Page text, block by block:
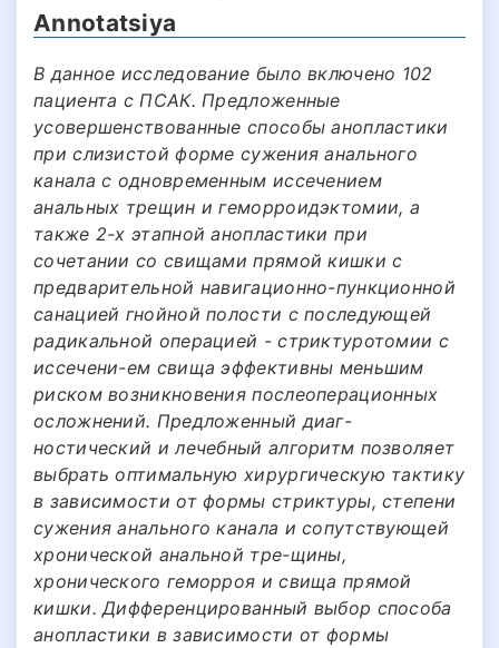
Annotatsiya
В данное исследование было включено 102
пациента с ПСАК. Предложенные
усовершенствованные способы анопластики
при слизистой форме сужения анального
канала с одновременным иссечением
анальных трещин и геморроидэктомии, а
также 2-х этапной анопластики при
сочетании со свищами прямой кишки с
предварительной навигационно-пункционной
санацией гнойной полости с последующей
радикальной операцией - стриктуротомии с
иссечени-ем свища эффективны меньшим
риском возникновения послеоперационных
осложнений. Предложенный диаг-
ностический и лечебный алгоритм позволяет
выбрать оптимальную хирургическую тактику
в зависимости от формы стриктуры, степени
сужения анального канала и сопутствующей
хронической анальной тре-щины,
хронического геморроя и свища прямой
кишки. Дифференцированный выбор способа
анопластики в зависимости от формы